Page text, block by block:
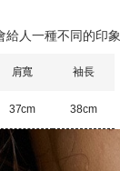
給人一種不同的印象
肩寬 袖長
37cm 38cm